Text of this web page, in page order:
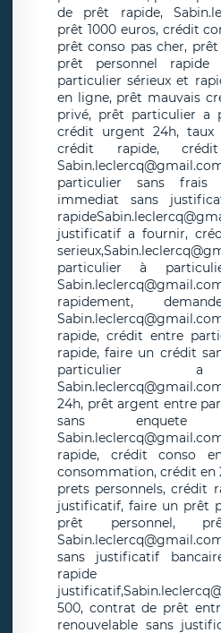
de prêt rapide,
prêt 1000 euros, crédit
prêt conso pas cher,
prêt personnel
particulier sérieux et
en ligne, prêt mauvais
privé, prêt particulier a
crédit urgent 24h, taux
crédit rapide,
particulier sans
immediat sans
justificatif a fournir,
particulier à
rapidement,
rapide, crédit entre
rapide, faire un crédit
particulier a
24h, prêt argent entre
sans
rapide, crédit conso
consommation, crédit en
prets personnels, crédit
justificatif, faire un prêt
prêt personnel,
sans justificatif
rapide
500, contrat de prêt
renouvelable sans